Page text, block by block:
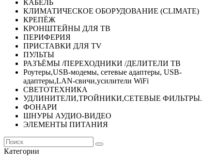
КАБЕЛЬ
КЛИМАТИЧЕСКОЕ ОБОРУДОВАНИЕ (CLIMATE)
КРЕПЁЖ
КРОНШТЕЙНЫ ДЛЯ ТВ
ПЕРИФЕРИЯ
ПРИСТАВКИ ДЛЯ TV
ПУЛЬТЫ
РАЗЪЁМЫ /ПЕРЕХОДНИКИ /ДЕЛИТЕЛИ ТВ
Роутеры,USB-модемы, сетевые адаптеры, USB-
адаптеры,LAN-свичи,усилители WiFi
СВЕТОТЕХНИКА
УДЛИНИТЕЛИ,ТРОЙНИКИ,СЕТЕВЫЕ ФИЛЬТРЫ.
ФОНАРИ
ШНУРЫ АУДИО-ВИДЕО
ЭЛЕМЕНТЫ ПИТАНИЯ
Категории